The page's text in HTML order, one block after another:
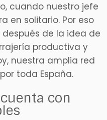
cuando nuestro jefe
en solitario. Por eso
después de la idea de
productiva y
nuestra amplia red
toda España.
con